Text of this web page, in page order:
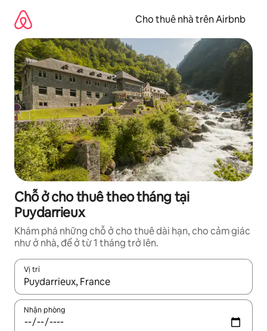
dung
Cho thuê nhà trên Airbnb
Chỗ ở cho thuê theo tháng tại
Puydarrieux
Khám phá những chỗ ở cho thuê dài hạn, cho cảm giác
như ở nhà, để ở từ 1 tháng trở lên.
Vị trí
Khi có kết quả, hãy điều hướng bằng phím mũi tên lên và
Nhận phòng